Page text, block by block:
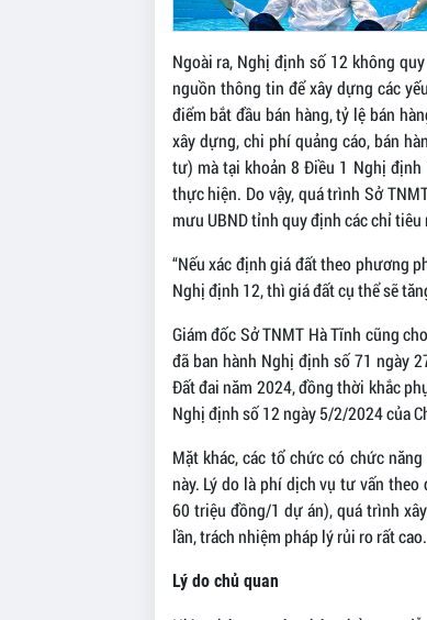
Ngoài ra, Nghị định số 12 không
nguồn thông tin để xây dựng các
điểm bắt đầu bán hàng, tỷ lệ bán
xây dựng, chi phí quảng cáo, bán
tư) mà tại khoản 8 Điều 1 Nghị
thực hiện. Do vậy, quá trình Sở
mưu UBND tỉnh quy định các chỉ
“Nếu xác định giá đất theo phương
Nghị định 12, thì giá đất cụ thể sẽ
Giám đốc Sở TNMT Hà Tĩnh cũng
đã ban hành Nghị định số 71 ngày
Đất đai năm 2024, đồng thời khắc
Nghị định số 12 ngày 5/2/2024 của
Mặt khác, các tổ chức có chức
này. Lý do là phí dịch vụ tư vấn
60 triệu đồng/1 dự án), quá trình
lần, trách nhiệm pháp lý rủi ro rất cao.
Lý do chủ quan